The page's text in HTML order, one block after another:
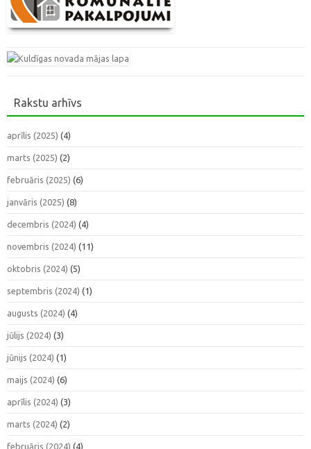
Rakstu arhīvs
aprīlis (2025) (4)
marts (2025) (2)
februāris (2025) (6)
janvāris (2025) (8)
decembris (2024) (4)
novembris (2024) (11)
oktobris (2024) (5)
septembris (2024) (1)
augusts (2024) (4)
jūlijs (2024) (3)
jūnijs (2024) (1)
maijs (2024) (6)
aprīlis (2024) (3)
marts (2024) (2)
februāris (2024) (4)